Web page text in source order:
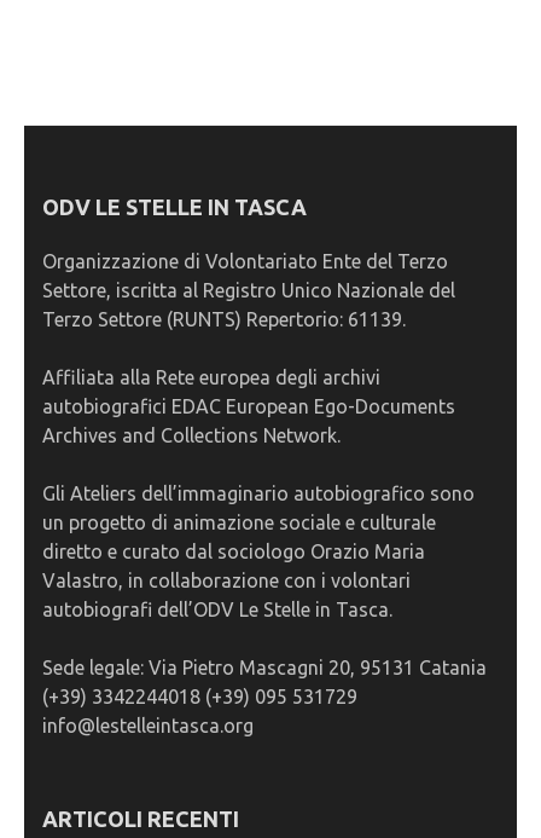
ODV LE STELLE IN TASCA
Organizzazione di Volontariato Ente del Terzo
Settore, iscritta al Registro Unico Nazionale del
Terzo Settore (RUNTS) Repertorio: 61139.
Affiliata alla Rete europea degli archivi
autobiografici EDAC European Ego-Documents
Archives and Collections Network.
Gli Ateliers dell’immaginario autobiografico sono
un progetto di animazione sociale e culturale
diretto e curato dal sociologo Orazio Maria
Valastro, in collaborazione con i volontari
autobiografi dell’ODV Le Stelle in Tasca.
Sede legale: Via Pietro Mascagni 20, 95131 Catania
(+39) 3342244018 (+39) 095 531729
info@lestelleintasca.org
ARTICOLI RECENTI